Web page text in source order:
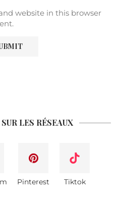
website in this browser
LES RÉSEAUX
Pinterest Tiktok